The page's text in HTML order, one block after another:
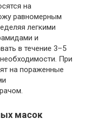
на
равномерным
легкими
и
в течение 3–5
При
на пораженные
масок